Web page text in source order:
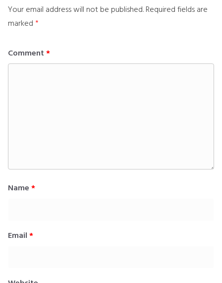
Your email address will not be published. Required fields are
marked *
Comment *
Name *
Email *